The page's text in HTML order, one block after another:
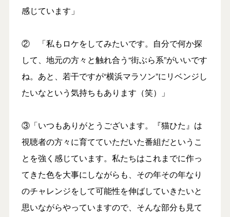
感じています」
② 「私もロケをしてみたいです。自分で何か探
して、地元の方々と触れ合う“街ぶら系”がいいです
ね。あと、若干ですが“横浜マラソン”にリベンジし
たいなという気持ちもあります（笑）」
③「いつもありがとうございます。『猫ひた』は
視聴者の方々に育てていただいた番組だというこ
とを強く感じています。私たちはこれまでに作っ
てきた色を大事にしながらも、その年その年なり
のチャレンジをして可能性を伸ばしていきたいと
思いながらやっていますので、そんな部分も見て